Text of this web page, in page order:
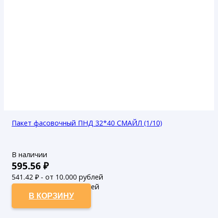
Пакет фасовочный ПНД 32*40 СМАЙЛ (1/10)
В наличии
595.56₽
541.42 ₽ - от 10.000 рублей
492.2₽ - от 50.000 рублей
В КОРЗИНУ